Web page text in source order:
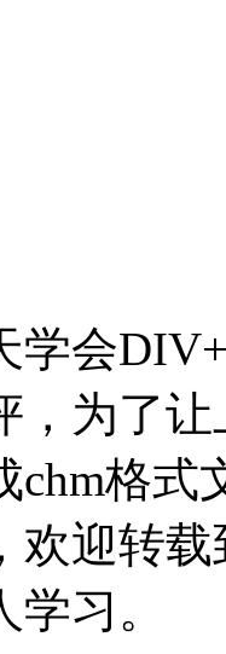
学会
，为了
chm格
欢迎转
习。